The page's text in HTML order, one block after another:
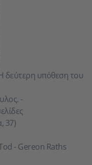
δεύτερη υπόθεση του
-
37)
- Gereon Raths